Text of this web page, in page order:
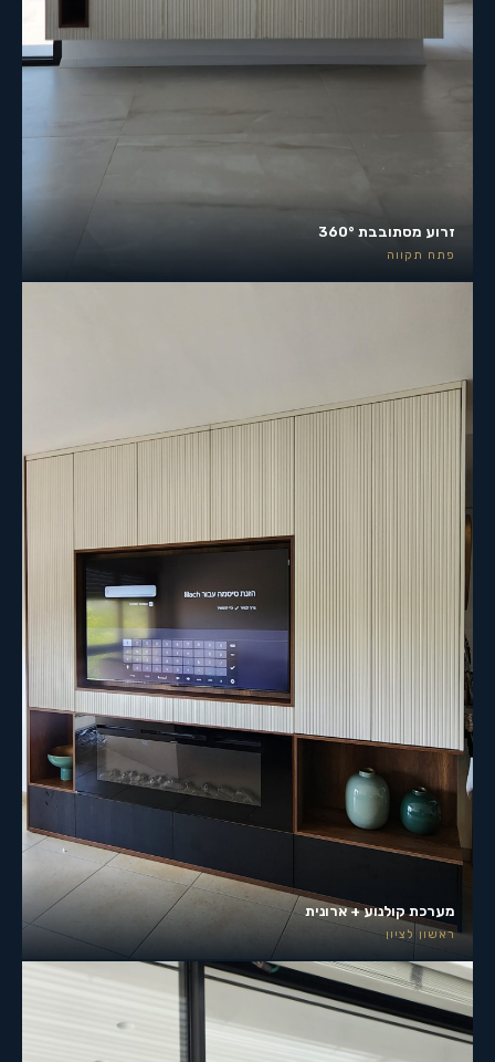
זרוע מסתובבת 360°
פתח תקווה
מערכת קולנוע + ארונית
ראשון לציון